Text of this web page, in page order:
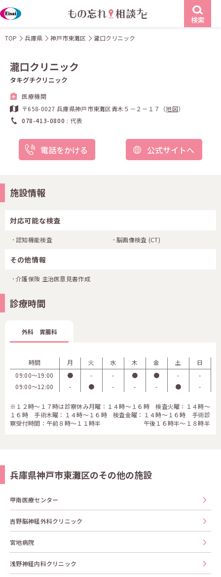
検索
TOP 兵庫県 神戸市東灘区 瀧口クリニック
瀧口クリニック
タキグチクリニック
医療機関
〒658-0027 兵庫県神戸市東灘区青木５－２－１７（地図）
078-413-0800
代表
電話をかける 公式サイトへ
施設情報
対応可能な検査
認知機能検査 脳画像検査 (CT)
その他情報
介護保険 主治医意見書作成
診療時間
外科 胃腸科
時間 月 火 水 木 金 土
日
09:00〜19:00
● - - ● ● -
-
09:00〜12:00
- ● - - - ● -
※１２時～１７時は診察休み月曜：１４時～１６時 検査火曜：１４時～
１６時 手術木曜：１４時～１６時 検査金曜：１４時～１６時 手術診
察受付時間：午前８時～１１時半 午後１６時半～１８時半
兵庫県神戸市東灘区のその他の施設
甲南医療センター
吉野脳神経外科クリニック
宮地病院
浅野神経内科クリニック